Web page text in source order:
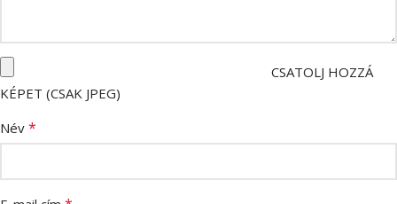
CSATOLJ HOZZÁ
KÉPET (CSAK JPEG)
Név *